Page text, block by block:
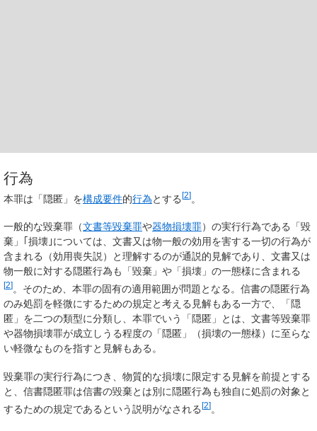
行為
本罪は「隠匿」を構成要件的行為とする[2]。
一般的な毀棄罪（文書等毀棄罪や器物損壊罪）の実行行為である「毀
棄」｢損壊｣については、文書又は物一般の効用を害する一切の行為が
含まれる（効用喪失説）と理解するのが通説的見解であり、文書又は
物一般に対する隠匿行為も「毀棄」や「損壊」の一態様に含まれる
[2] 。そのため、本罪の固有の適用範囲が問題となる。信書の隠匿行為
のみ処罰を軽微にするための規定と考える見解もある一方で、「隠
匿」を二つの類型に分類し、本罪でいう「隠匿」とは、文書等毀棄罪
や器物損壊罪が成立しうる程度の「隠匿」（損壊の一態様）に至らな
い軽微なものを指すと見解もある。
毀棄罪の実行行為につき、物質的な損壊に限定する見解を前提とする
と、信書隠匿罪は信書の毀棄とは別に隠匿行為も独自に処罰の対象と
するための規定であるという説明がなされる[2]。